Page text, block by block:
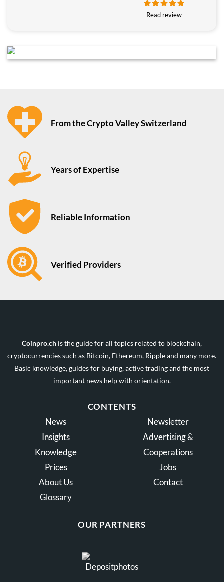
Read review
From the Crypto Valley Switzerland
Years of Expertise
Reliable Information
Verified Providers
Coinpro.ch is the guide for all topics related to blockchain,
cryptocurrencies such as Bitcoin, Ethereum, Ripple and many more.
Basic knowledge, guides for buying, active trading and the most
important news help with orientation.
CONTENTS
News
Insights
Knowledge
Prices
About Us
Glossary
Newsletter
Advertising &
Cooperations
Jobs
Contact
OUR PARTNERS